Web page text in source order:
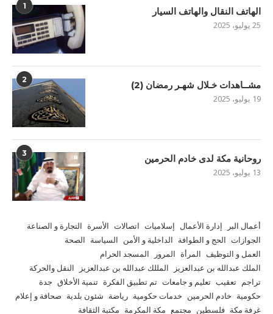
1 الهاتف النقال والهاتف السيار
25 يوليو، 2025
2 مشــاهدات خـلال شهـر رمضان (2)
19 يوليو، 2025
3 روحانية مكة لدى خادم الحرمين
13 يوليو، 2025
أعمال البر إدارة الأعمال إسلاميات اتصالات الأسرة التجارة و الصناعة
الجوازات الحج و الطوافة الداخلية و الأمن السياسة الصحة
العمل و التوظيف المرأة المرور
المسجد الحرام
الملك عبدالله بن عبدالعزيز
المللك عبدالله بن عبدالعزيز
النقل والحركة
تراجم تعقيب تعليم و جامعات تم تطبيق الفكرة تنمية الأخلاق جدة
حكومية خادم الحرمين خدمات حكومية رياضة شئون بلدية صحافة و إعلام
غرفة مكة فلسطين مجتمع مكة المكرمة مكتبة الثقافة